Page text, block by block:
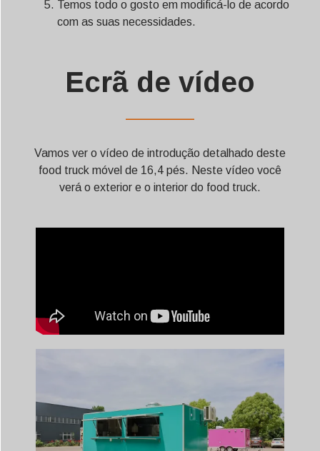
Temos todo o gosto em modificá-lo de acordo
com as suas necessidades.
Ecrã de vídeo
——————
Vamos ver o vídeo de introdução detalhado deste
food truck móvel de 16,4 pés. Neste vídeo você
verá o exterior e o interior do food truck.